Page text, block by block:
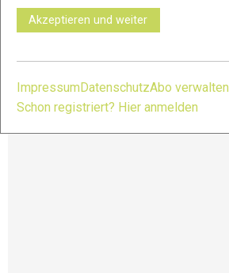
Weitere Infos und Anmeldung unter:
Akzeptieren und weiter
ImpressumDatenschutzAbo verwalten
Schon registriert? Hier anmelden